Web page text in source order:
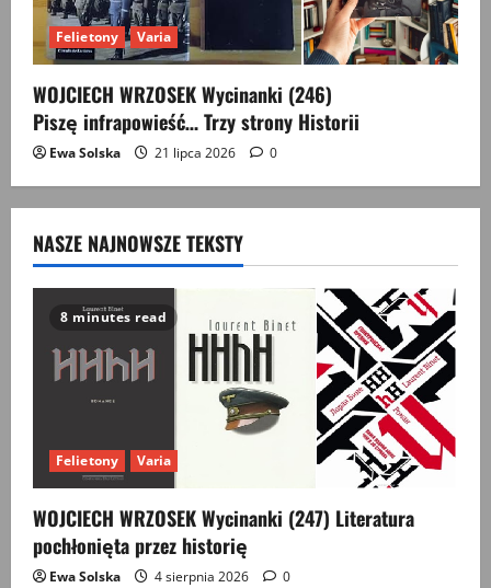
Felietony Varia
WOJCIECH WRZOSEK Wycinanki (246)
Piszę infrapowieść… Trzy strony Historii
Ewa Solska 21 lipca 2026 0
NASZE NAJNOWSZE TEKSTY
8 minutes read
Felietony Varia
WOJCIECH WRZOSEK Wycinanki (247) Literatura
pochłonięta przez historię
Ewa Solska 4 sierpnia 2026 0